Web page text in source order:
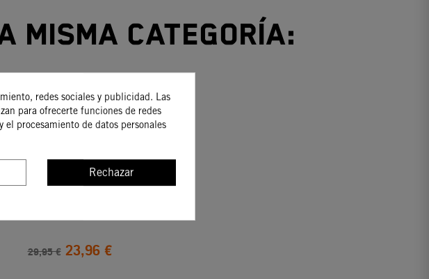
misma categoría:
29,95 € 23,96 €
redes sociales y publicidad. Las
para ofrecerte funciones de redes
el procesamiento de datos personales
Rechazar